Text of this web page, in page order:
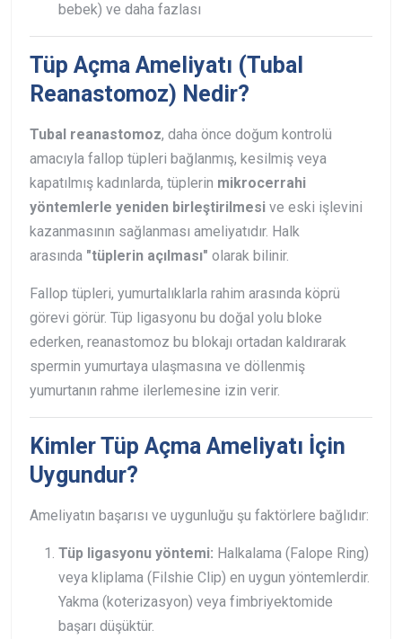
bebek) ve daha fazlası
Tüp Açma Ameliyatı (Tubal
Reanastomoz) Nedir?
Tubal reanastomoz, daha önce doğum kontrolü
amacıyla fallop tüpleri bağlanmış, kesilmiş veya
kapatılmış kadınlarda, tüplerin mikrocerrahi
yöntemlerle yeniden birleştirilmesi ve eski işlevini
kazanmasının sağlanması ameliyatıdır. Halk
arasında "tüplerin açılması" olarak bilinir.
Fallop tüpleri, yumurtalıklarla rahim arasında köprü
görevi görür. Tüp ligasyonu bu doğal yolu bloke
ederken, reanastomoz bu blokajı ortadan kaldırarak
spermin yumurtaya ulaşmasına ve döllenmiş
yumurtanın rahme ilerlemesine izin verir.
Kimler Tüp Açma Ameliyatı İçin
Uygundur?
Ameliyatın başarısı ve uygunluğu şu faktörlere bağlıdır:
Tüp ligasyonu yöntemi: Halkalama (Falope Ring)
veya kliplama (Filshie Clip) en uygun yöntemlerdir.
Yakma (koterizasyon) veya fimbriyektomide
başarı düşüktür.